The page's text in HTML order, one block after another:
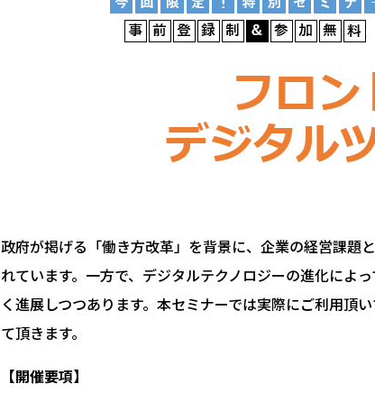
政府が掲げる「働き方改革」を背景に、企業の経営課題
れています。一方で、デジタルテクノロジーの進化によ
く進展しつつあります。本セミナーでは実際にご利用頂
て頂きます。
【開催要項】